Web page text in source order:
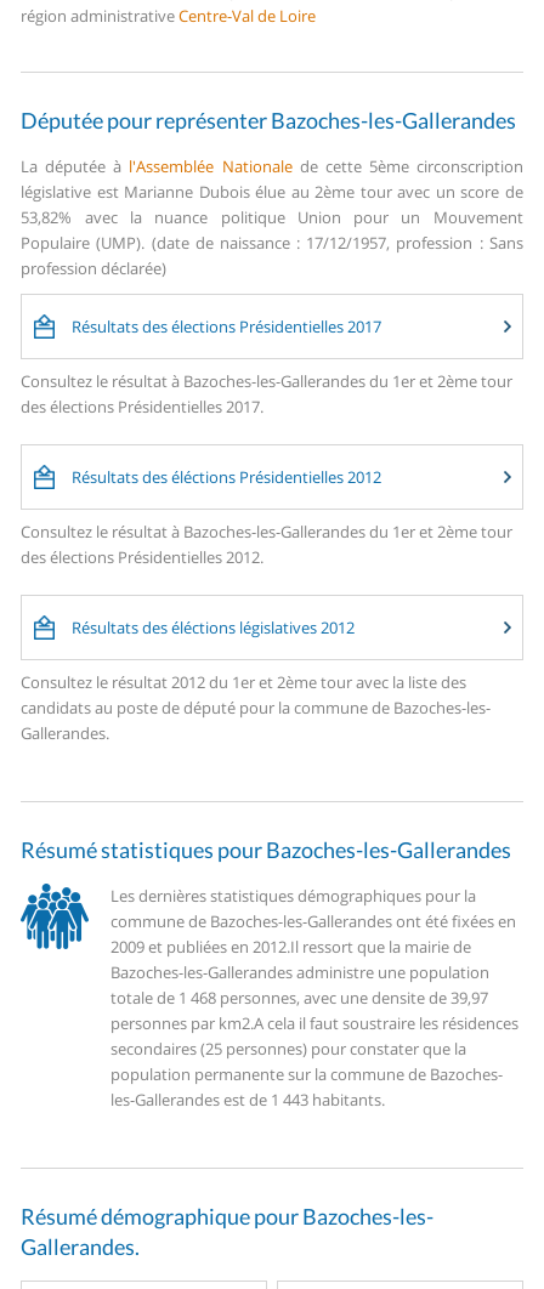
région administrativeCentre-Val de Loire
Députée pour représenter Bazoches-les-Gallerandes
La députée à l'Assemblée Nationalede cette 5ème circonscription
législative est Marianne Dubois élue au 2ème tour avec un score de
53,82% avec la nuance politique Union pour un Mouvement
Populaire (UMP). (date de naissance : 17/12/1957, profession : Sans
profession déclarée)
Résultats des élections Présidentielles 2017
Consultez le résultat à Bazoches-les-Gallerandes du 1er et 2ème tour
des élections Présidentielles 2017.
Résultats des éléctions Présidentielles 2012
Consultez le résultat à Bazoches-les-Gallerandes du 1er et 2ème tour
des élections Présidentielles 2012.
Résultats des éléctions législatives 2012
Consultez le résultat 2012 du 1er et 2ème tour avec la liste des
candidats au poste de député pour la commune de Bazoches-les-
Gallerandes.
Résumé statistiques pour Bazoches-les-Gallerandes
Les dernières statistiques démographiques pour la
commune de Bazoches-les-Gallerandes ont été fixées en
2009 et publiées en 2012.Il ressort que la mairie de
Bazoches-les-Gallerandes administre une population
totale de 1 468 personnes, avec une densite de 39,97
personnes par km2.A cela il faut soustraire les résidences
secondaires (25 personnes) pour constater que la
population permanente sur la commune de Bazoches-
les-Gallerandes est de 1 443 habitants.
Résumé démographique pour Bazoches-les-
Gallerandes.